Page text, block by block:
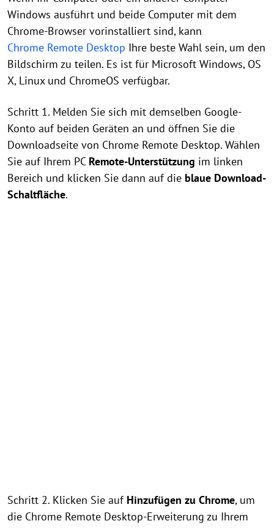
Windows ausführt und beide Computer mit dem
Chrome-Browser vorinstalliert sind, kann
Chrome Remote Desktop Ihre beste Wahl sein, um den
Bildschirm zu teilen. Es ist für Microsoft Windows, OS
X, Linux und ChromeOS verfügbar.
Schritt 1. Melden Sie sich mit demselben Google-
Konto auf beiden Geräten an und öffnen Sie die
Downloadseite von Chrome Remote Desktop. Wählen
Sie auf Ihrem PC Remote-Unterstützung im linken
Bereich und klicken Sie dann auf die blaue Download-
Schaltfläche.
Schritt 2. Klicken Sie auf Hinzufügen zu Chrome, um
die Chrome Remote Desktop-Erweiterung zu Ihrem